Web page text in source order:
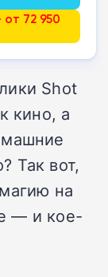
72 950
Shot
кино, а
Так вот,
на
— и кое-